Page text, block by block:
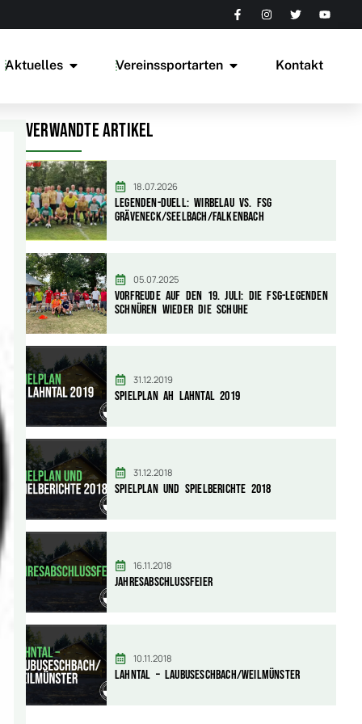
Aktuelles Vereinssportarten Kontakt
Verwandte Artikel
18.07.2026
Legenden-Duell: Wirbelau vs. FSG
Gräveneck/Seelbach/Falkenbach
05.07.2025
Vorfreude auf den 19. Juli: Die FSG-Legenden
schnüren wieder die Schuhe
31.12.2019
Spielplan AH Lahntal 2019
31.12.2018
Spielplan und Spielberichte 2018
16.11.2018
Jahresabschlussfeier
10.11.2018
Lahntal – Laubuseschbach/Weilmünster